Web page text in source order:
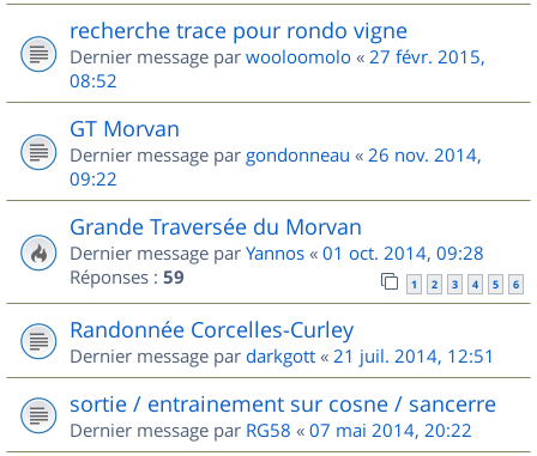
recherche trace pour rondo vigne
Dernier message par wooloomolo « 27 févr. 2015,
08:52
GT Morvan
Dernier message par gondonneau « 26 nov. 2014,
09:22
Grande Traversée du Morvan
Dernier message par Yannos « 01 oct. 2014, 09:28
Réponses : 59 1 2 3 4 5 6
Randonnée Corcelles-Curley
Dernier message par darkgott « 21 juil. 2014, 12:51
sortie / entrainement sur cosne / sancerre
Dernier message par RG58 « 07 mai 2014, 20:22